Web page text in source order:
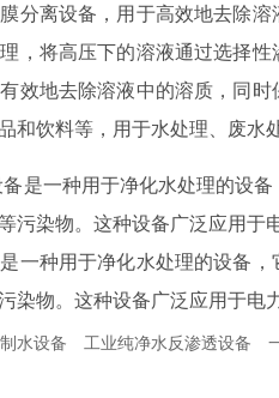
分离设备，用于高效地去除
，将高压下的溶液通过选择
效地去除溶液中的溶质，同
和饮料等，用于水处理、废水
是一种用于净化水处理的设
污染物。这种设备广泛应用于
一种用于净化水处理的设备
染物。这种设备广泛应用于电
水设备 工业纯净水反渗透设备